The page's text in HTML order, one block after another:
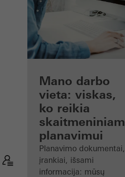
Privalumai
Jums kaip
registruotam
architektui
Atraskite
Mano
darbo
vietą
Mano darbo
vieta: viskas,
ko reikia
skaitmeniniam
planavimui
Planavimo dokumentai,
įrankiai, išsami
informacija: mūsų